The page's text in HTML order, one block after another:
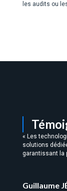
les audits ou
« Les
solutions
garantissant la
Guillaume